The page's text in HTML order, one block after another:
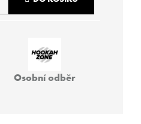
Osobní odběr